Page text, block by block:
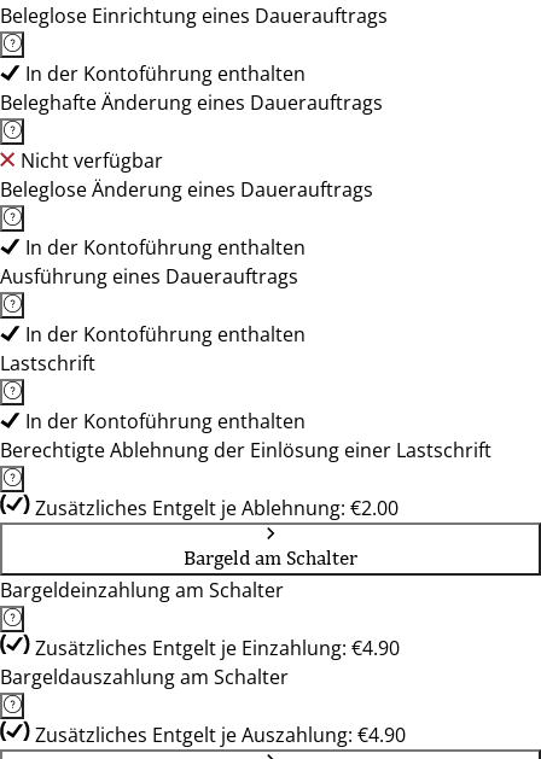
Beleglose Einrichtung eines Dauerauftrags
In der Kontoführung enthalten
Beleghafte Änderung eines Dauerauftrags
Nicht verfügbar
Beleglose Änderung eines Dauerauftrags
In der Kontoführung enthalten
Ausführung eines Dauerauftrags
In der Kontoführung enthalten
Lastschrift
In der Kontoführung enthalten
Berechtigte Ablehnung der Einlösung einer Lastschrift
Zusätzliches Entgelt je Ablehnung: €2.00
Bargeld am Schalter
Bargeldeinzahlung am Schalter
Zusätzliches Entgelt je Einzahlung: €4.90
Bargeldauszahlung am Schalter
Zusätzliches Entgelt je Auszahlung: €4.90